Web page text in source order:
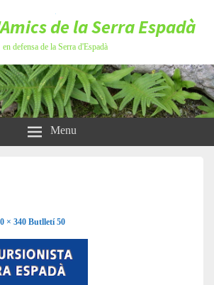
de la Serra Espadà
en defensa de la Serra d'Espadà
Menu
× 340 Butlletí 50